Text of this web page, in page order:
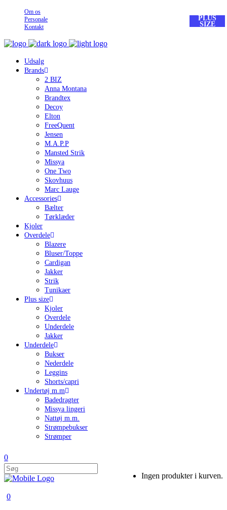
Om os
Personale
Kontakt
Udsalg
Brands
2 BIZ
Anna Montana
Brandtex
Decoy
Elton
FreeQuent
Jensen
M.A.P.P
Mansted Strik
Missya
One Two
Skovhuus
Marc Lauge
Accessories
Bælter
Tørklæder
Kjoler
Overdele
Blazere
Bluser/Toppe
Cardigan
Jakker
Strik
Tunikaer
Plus size
Kjoler
Overdele
Underdele
Jakker
Underdele
Bukser
Nederdele
Leggins
Shorts/capri
Undertøj m.m
Badedragter
Missya lingeri
Nattøj m.m.
Strømpebukser
Strømper
0
Ingen produkter i kurven.
0
PLUS
SIZE